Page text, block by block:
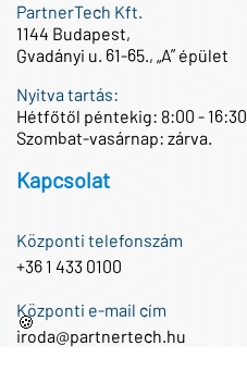
PartnerTech Kft.
1144 Budapest,
Gvadányi u. 61-65., „A” épület
Nyitva tartás:
Hétfőtől péntekig: 8:00 - 16:30
Szombat-vasárnap: zárva.
Kapcsolat
Központi telefonszám
+36 1 433 0100
Központi e-mail cím
iroda@partnertech.hu
🍪